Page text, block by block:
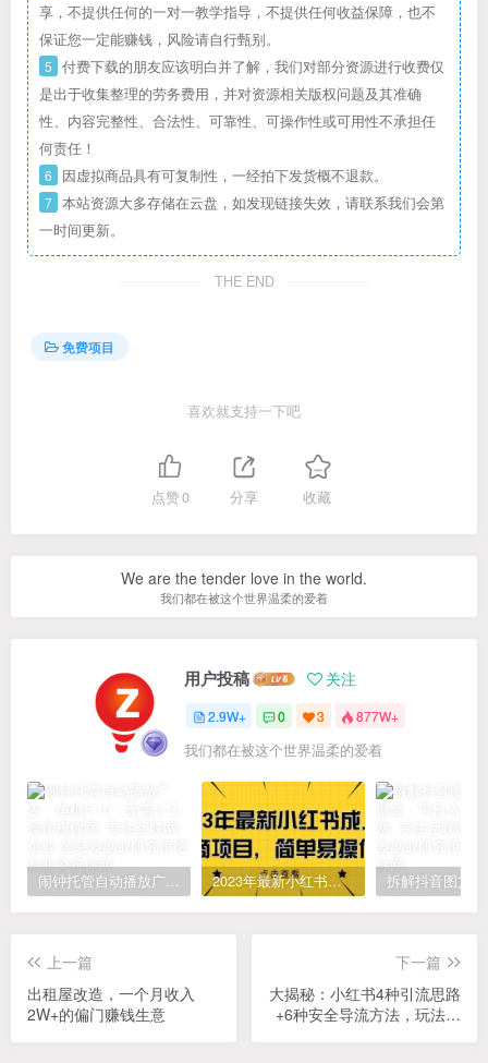
享，不提供任何的一对一教学指导，不提供任何收益保障，也不
保证您一定能赚钱，风险请自行甄别。
5 付费下载的朋友应该明白并了解，我们对部分资源进行收费仅
是出于收集整理的劳务费用，并对资源相关版权问题及其准确
性、内容完整性、合法性、可靠性、可操作性或可用性不承担任
何责任！
6 因虚拟商品具有可复制性，一经拍下发货概不退款。
7 本站资源大多存储在云盘，如发现链接失效，请联系我们会第
一时间更新。
THE END
免费项目
喜欢就支持一下吧
点赞0 分享 收藏
We are the tender love in the world.
我们都在被这个世界温柔的爱着
用户投稿 关注
2.9W+ 0 3 877W+
我们都在被这个世界温柔的爱着
闹钟托管自动播放广告，单机5-10，无需人工操作 2023年最新小红书成人电商项目，简单易操作【详细教程】
上一篇
出租屋改造，一个月收入
2W+的偏门赚钱生意
下一篇
大揭秘：小红书4种引流思路
+6种安全导流方法，玩法无